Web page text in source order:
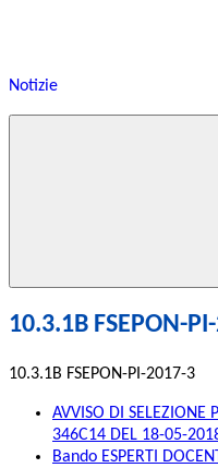
Notizie
10.3.1B FSEPON-
10.3.1B FSEPON-PI-2017-3
AVVISO DI SELEZIONE
346C14 DEL 18-05-
Bando ESPERTI